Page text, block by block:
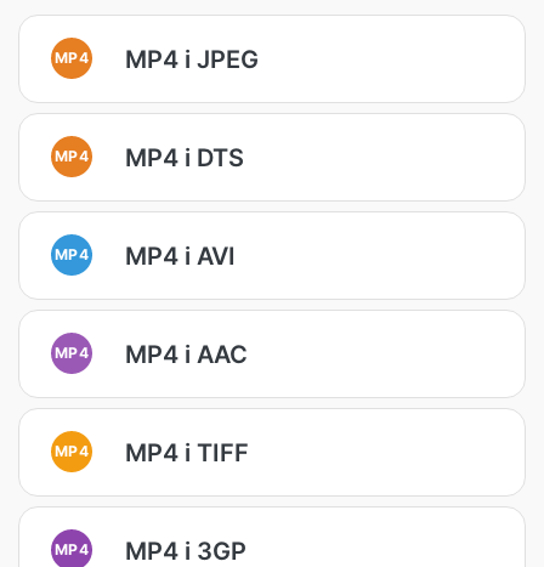
MP4 MP4 i JPEG
MP4 MP4 i DTS
MP4 MP4 i AVI
MP4 MP4 i AAC
MP4 MP4 i TIFF
MP4 MP4 i 3GP